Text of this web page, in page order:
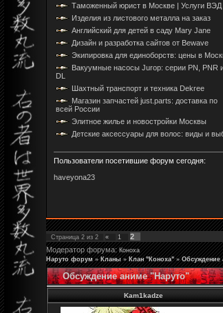
Таможенный юрист в Москве | Услуги ВЭД
Изделия из листового металла на заказ
Английский для детей в саду Mary Jane
Дизайн и разработка сайтов от Bewave
Экипировка для единоборств: цены в
Вакуумные насосы Jurop: серии PN, PNR
DL
Шахтный транспорт и техника Dekree
Магазин запчастей just.parts: доставка по
всей России
Элитное жилье и новостройки Москвы
Детские аксессуары для волос: виды и
Пользователи посетившие форум сегодня:
haveyona23
Страница 2 из 2 « 1
2
Модератор форума:Коноха
Наруто форум » Кланы » Клан "Коноха" » Обсуждение
Обсуждение аниме "Наруто"
Kam1kadze